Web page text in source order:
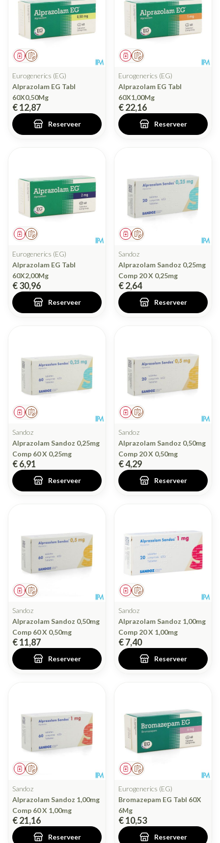
Op voorschrift
Geneesmiddel
Eurogenerics (EG)
Alprazolam EG Tabl
60X0,50Mg
€ 12,87
Reserveer
Op voorschrift
Geneesmiddel
Eurogenerics (EG)
Alprazolam EG Tabl
60X1,00Mg
€ 22,16
Reserveer
Op voorschrift
Geneesmiddel
Eurogenerics (EG)
Alprazolam EG Tabl
60X2,00Mg
€ 30,96
Reserveer
Op voorschrift
Geneesmiddel
Sandoz
Alprazolam Sandoz 0,25mg
Comp 20 X 0,25mg
€ 2,64
Reserveer
Op voorschrift
Geneesmiddel
Sandoz
Alprazolam Sandoz 0,25mg
Comp 60 X 0,25mg
€ 6,91
Reserveer
Op voorschrift
Geneesmiddel
Sandoz
Alprazolam Sandoz 0,50mg
Comp 20 X 0,50mg
€ 4,29
Reserveer
Op voorschrift
Geneesmiddel
Sandoz
Alprazolam Sandoz 0,50mg
Comp 60 X 0,50mg
€ 11,87
Reserveer
Op voorschrift
Geneesmiddel
Sandoz
Alprazolam Sandoz 1,00mg
Comp 20 X 1,00mg
€ 7,40
Reserveer
Op voorschrift
Geneesmiddel
Sandoz
Alprazolam Sandoz 1,00mg
Comp 60 X 1,00mg
€ 21,16
Reserveer
Op voorschrift
Geneesmiddel
Eurogenerics (EG)
Bromazepam EG Tabl 60X
6Mg
€ 10,53
Reserveer